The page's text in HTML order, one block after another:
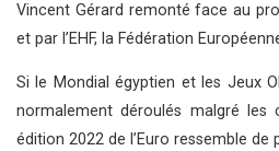
Vincent Gérard remonté face au
et par l’EHF, la Fédération
Si le Mondial égyptien et les Jeux
normalement déroulés malgré les
édition 2022 de l’Euro ressemble de